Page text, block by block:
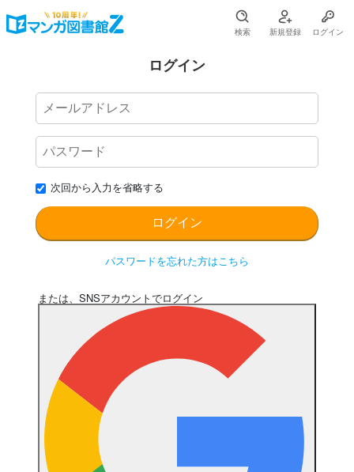
検索 新規登録 ログイン
ログイン
次回から入力を省略する
パスワードを忘れた方はこちら
または、SNSアカウントでログイン